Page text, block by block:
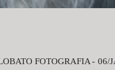
FOTOGRAFIA 06/